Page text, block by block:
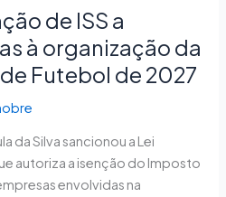
de ISS a
à organização da
Futebol de 2027
da Silva sancionou a Lei
autoriza a isenção do Imposto
envolvidas na